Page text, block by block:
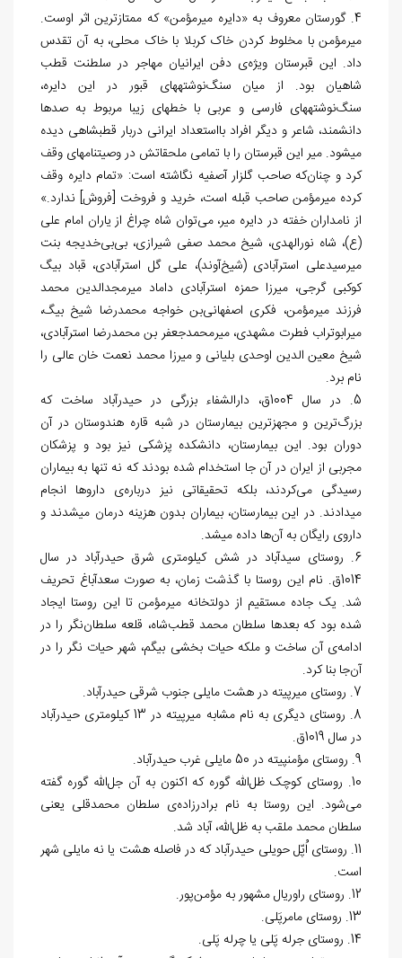
4. گورستان معروف به «دایره میرمؤمن» که ممتازترین اثر اوست.
میرمؤمن با مخلوط کردن خاک‏ کربلا با خاک محلی، به آن تقدس
داد. این قبرستان ویژه‌ی دفن ایرانیان مهاجر در سلطنت‏ قطب
شاهیان بود. از میان ‌سنگ‌نوشته‏های‏ قبور در این دایره،
سنگ‌نوشته‏های‏ فارسی و عربی با خط‎های زیبا مربوط به‏ صدها
دانشمند، شاعر و دیگر افراد بااستعداد ایرانی دربار قطب‏شاهی دیده
می‏شود. میر این قبرستان را با تمامی ملحقاتش در وصیت‎نامه‎ای وقف
کرد و چنان‌که صاحب گلزار آصفیه نگاشته است: «تمام دایره وقف
کرده میرمؤمن صاحب قبله است، خرید و فروخت [فروش] ندارد.»
از نامداران خفته در دایره میر، می‌توان شاه چراغ از یاران امام علی
(ع)، شاه نورالهدی، شیخ محمد صفی شیرازی، بی‌بی‌خدیجه بنت
میرسیدعلی استرآبادی (شیخ‌آوند)، علی گل استرآبادی، قباد بیگ
کوکبی گرجی، میرزا حمزه استرآبادی داماد میرمجدالدین محمد
فرزند میرمؤمن، فکری اصفهانی‌بن خواجه محمدرضا شیخ بیگ،
میرابوتراب فطرت مشهدی، میرمحمدجعفر بن محمدرضا استرآبادی،
شیخ معین الدین اوحدی بلیانی و میرزا محمد نعمت خان عالی را
نام برد.
5. در سال 1004ق، دارالشفاء بزرگی در حیدرآباد ساخت که
بزرگ‌ترین‏ و مجهزترین بیمارستان در شبه قاره هندوستان در آن
دوران بود. این بیمارستان، دانشکده پزشکی نیز بود و پزشکان
مجربی‏ از ایران در آن جا استخدام شده بودند که نه‏ تنها به بیماران
رسیدگی می‌کردند، بلکه‏ تحقیقاتی نیز درباره‌ی داروها انجام
می‏دادند. در این بیمارستان، بیماران بدون هزینه‏ درمان می‏شدند و
داروی رایگان به آن‌ها داده‏ می‏شد.
6. روستای سیدآباد در شش کیلومتری شرق حیدرآباد در سال
1014ق. نام این روستا با گذشت زمان، به صورت سعدآباغ تحریف
شد. یک جاده مستقیم از دولتخانه میرمؤمن تا این روستا ایجاد
شده بود که بعدها سلطان محمد قطب‌شاه، قلعه سلطان‌نگر را در
ادامه‌ی آن ساخت و ملکه حیات بخشی بیگم، شهر حیات نگر را در
آن‌جا بنا کرد.
7. روستای میرپیته در هشت مایلی جنوب شرقی حیدرآباد.
8. روستای دیگری به نام مشابه میرپیته در 13 کیلومتری حیدرآباد
در سال 1019ق.
9. روستای مؤمن‏پیته در 50 مایلی غرب حیدرآباد.
10. روستای کوچک ظل‌الله گوره که اکنون به آن جل‌الله گوره گفته
می‌شود. این روستا به نام برادرزاده‌ی سلطان محمدقلی یعنی
سلطان محمد ملقب به ظل‌الله، آباد شد.
11. روستای اُپّل حویلی حیدرآباد که در فاصله هشت یا نه مایلی شهر
است.
12. روستای راوریال مشهور به مؤمن‌پور.
13. روستای مامرپَلی.
14. روستای جرله پَلی یا چرله پَلی.